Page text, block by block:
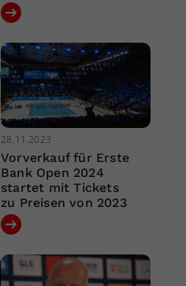
28.11.2023
Vorverkauf für Erste
Bank Open 2024
startet mit Tickets
zu Preisen von 2023